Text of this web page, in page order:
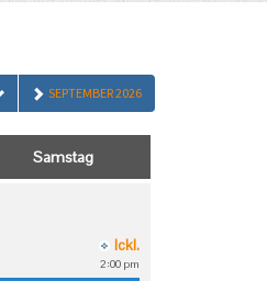
SEPTEMBER 2026
Samstag
Ickl.
2:00 pm